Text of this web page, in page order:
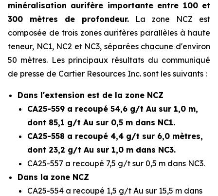
minéralisation aurifère importante entre 100 et
300 mètres de profondeur. La zone NCZ est
composée de trois zones aurifères parallèles à haute
teneur, NC1, NC2 et NC3, séparées chacune d'environ
50 mètres. Les principaux résultats du communiqué
de presse de Cartier Resources Inc. sont les suivants :
Dans l'extension est de la zone NCZ
CA25-559 a recoupé 54,6 g/t Au sur 1,0 m,
dont 85,1 g/t Au sur 0,5 m dans NC1.
CA25-558 a recoupé 4,4 g/t sur 6,0 mètres,
dont 23,2 g/t Au sur 1,0 m dans NC3.
CA25-557 a recoupé 7,5 g/t sur 0,5 m dans NC3.
Dans la zone NCZ
CA25-554 a recoupé 1,5 g/t Au sur 15,5 m dans